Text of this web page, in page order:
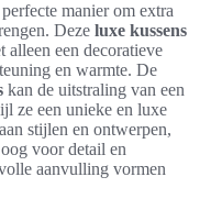
manier om extra
Deze luxe kussens
alleen een decoratieve
en warmte. De
kan de uitstraling van een
ze een unieke en luxe
stijlen en ontwerpen,
voor detail en
aanvulling vormen